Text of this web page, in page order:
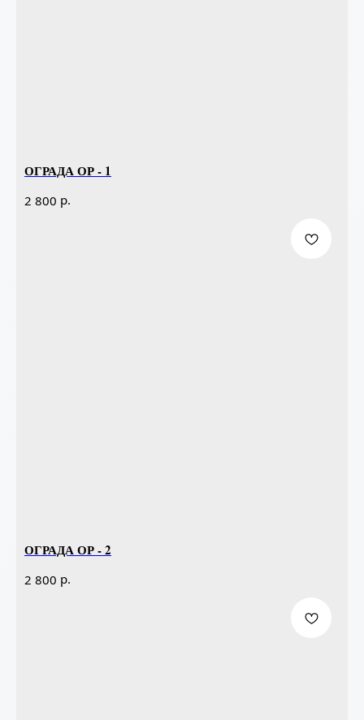
ОГРАДА ОР - 1
2 800 р.
ОГРАДА ОР - 2
2 800 р.